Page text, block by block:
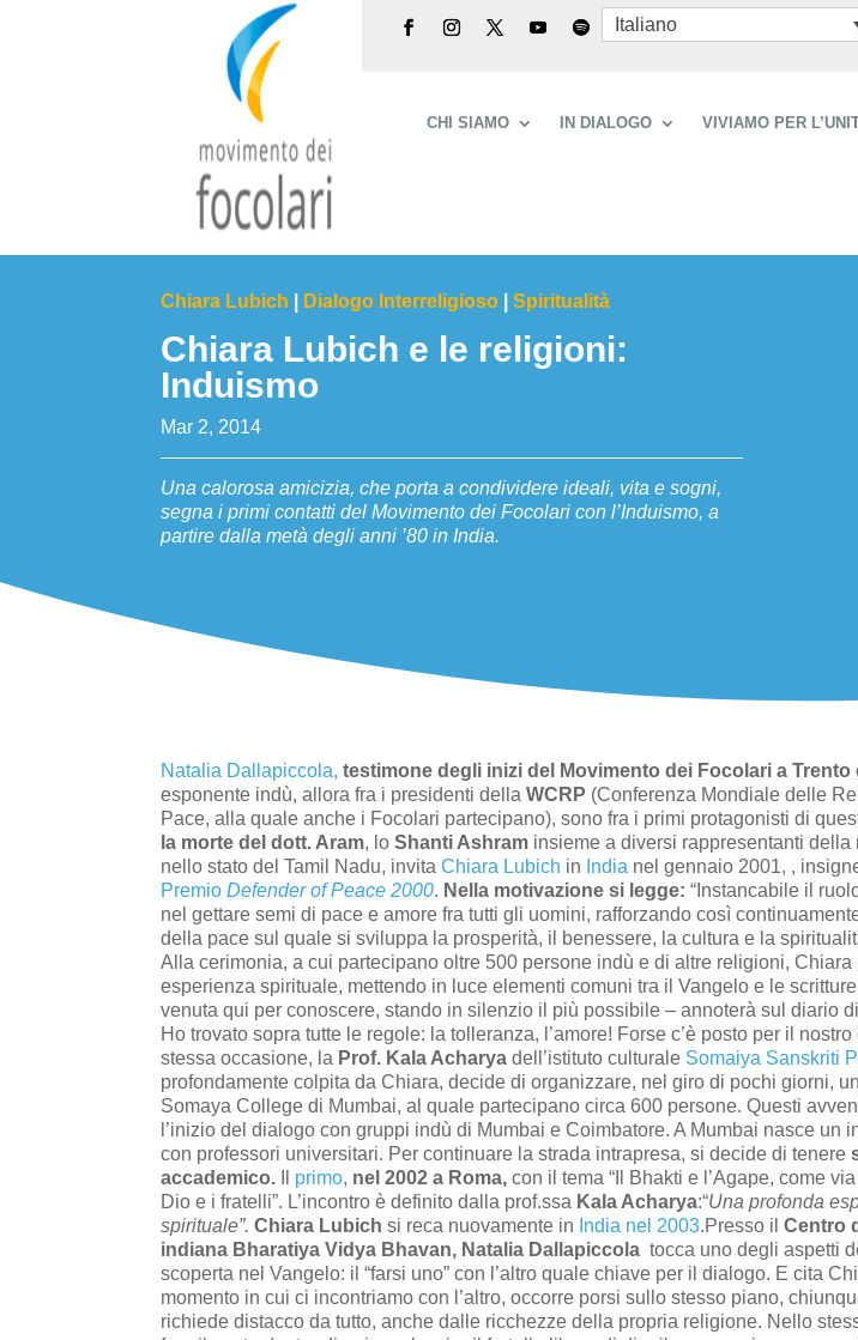
Italiano
CHI SIAMO IN DIALOGO VIVIAMO PER
Chiara Lubich Dialogo Interreligioso |Spiritualità
Chiara Lubich e le religioni:
Induismo
Mar 2, 2014
Una calorosa amicizia, che porta a condividere ideali, vita e sogni,
segna i primi contatti del Movimento dei Focolari con l’Induismo, a
partire dalla metà degli anni ’80 in India.
Natalia Dallapiccola, testimone degli inizi del Movimento dei Focolari a Trento
esponente indù, allora fra i presidenti dellaWCRP (Conferenza Mondiale delle
Pace, alla quale anche i Focolari partecipano), sono fra i primi protagonisti di
la morte del dott. Aram, loShanti Ashram insieme a diversi rappresentanti della
nello stato del Tamil Nadu, invita Chiara Lubich in India nel gennaio 2001, ,
PremioDefender of Peace 2000. Nella motivazione si legge: “Instancabile il
nel gettare semi di pace e amore fra tutti gli uomini, rafforzando così
della pace sul quale si sviluppa la prosperità, il benessere, la cultura e la
Alla cerimonia, a cui partecipano oltre 500 persone indù e di altre religioni, Chiara
esperienza spirituale, mettendo in luce elementi comuni tra il Vangelo e le
venuta qui per conoscere, stando in silenzio il più possibile – annoterà sul diario
Ho trovato sopra tutte le regole: la tolleranza, l’amore! Forse c’è posto per il
stessa occasione, la Prof. Kala Acharya dell’istituto culturale Somaiya Sanskriti
profondamente colpita da Chiara, decide di organizzare, nel giro di pochi giorni,
Somaya College di Mumbai, al quale partecipano circa 600 persone. Questi
l’inizio del dialogo con gruppi indù di Mumbai e Coimbatore. A Mumbai nasce un
con professori universitari. Per continuare la strada intrapresa, si decide di tenere
accademico.
primo, nel 2002 a Roma, con il tema “Il Bhakti e l’Agape, come
Dio e i fratelli”. L’incontro è definito dalla prof.ssa Kala Acharya:“Una profonda
spirituale”. Chiara Lubich si reca nuovamente in India nel 2003.Presso il Centro
indiana Bharatiya Vidya Bhavan, Natalia Dallapiccola tocca uno degli aspetti
scoperta nel Vangelo: il “farsi uno” con l’altro quale chiave per il dialogo. E cita
momento in cui ci incontriamo con l’altro, occorre porsi sullo stesso piano,
richiede distacco da tutto, anche dalle ricchezze della propria religione. Nello